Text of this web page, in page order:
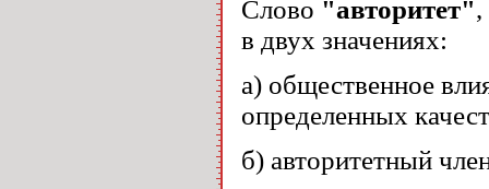
Слово "авторитет",
в двух значениях:
а) общественное
определенных
б) авторитетный